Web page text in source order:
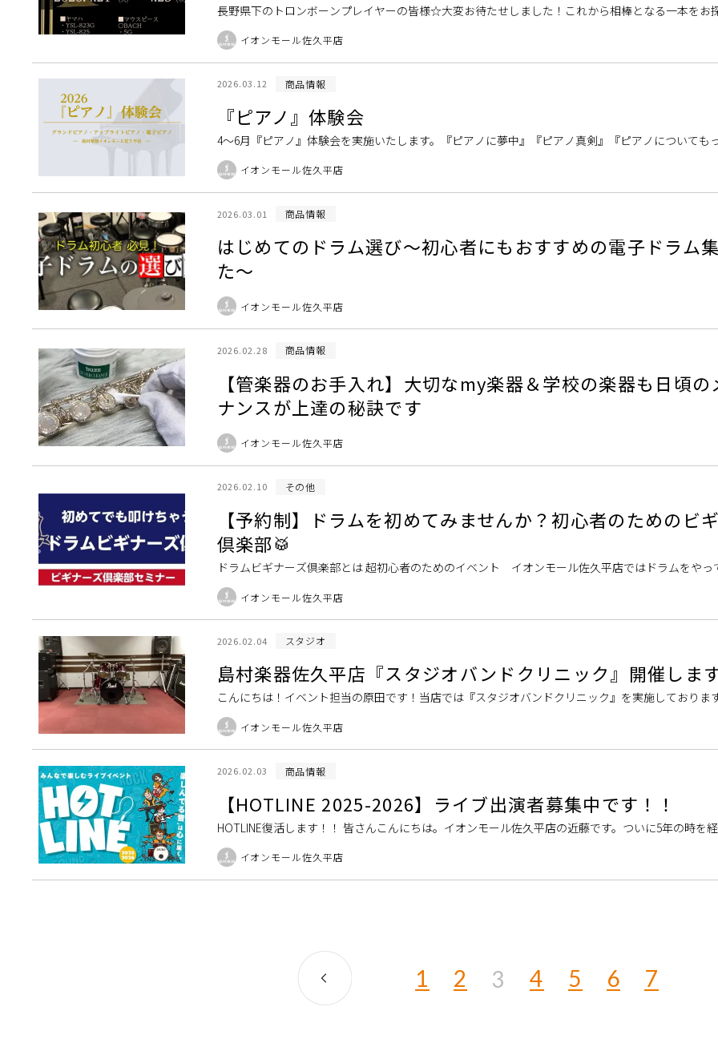
長野県下のトロンボーンプレイヤーの皆様☆大変お待たせしました！これから相棒となる一本をお
けた「トロンボーン特別試奏会」の開催が決定いたしました。 ヤマハのカスタムモデルから、世界
ランドBach（バッ […]
イオンモール佐久平店
2026.03.12 商品情報
『ピアノ』体験会
4～6月『ピアノ』体験会を実施いたします。『ピアノに夢中』『ピアノ真剣』『ピアノについても
い』『弾き比べしてみたい』そんなお客様の声から特別なイベントを企画しました。 このイベント
予約いただいく日は […]
イオンモール佐久平店
2026.03.01 商品情報
はじめてのドラム選び～初心者にもおすすめの電子ドラム
た～
イオンモール佐久平店
2026.02.28 商品情報
【管楽器のお手入れ】大切なmy楽器＆学校の楽器も日頃の
ナンスが上達の秘訣です
イオンモール佐久平店
2026.02.10 その他
【予約制】ドラムを初めてみませんか？初心者のためのビ
倶楽部🥁
ドラムビギナーズ倶楽部とは 超初心者のためのイベント イオンモール佐久平店ではドラムをやっ
始めたい・興味のある方へ30分程度のドラム・リズム体験を提供しております！ 参加者が1名の場
度の体験、2名以 […]
イオンモール佐久平店
2026.02.04 スタジオ
島村楽器佐久平店『スタジオバンドクリニック』開催しま
こんにちは！イベント担当の原田です！当店では『スタジオバンドクリニック』を実施しておりま
部でバンドを組んだけど何を練習すばいいかわからない」「ギターの音作りのやり方がわからない
サウンドをレベルアッ […]
イオンモール佐久平店
2026.02.03 商品情報
【HOTLINE 2025-2026】ライブ出演者募集中です！！
HOTLINE復活します！！ 皆さんこんにちは。イオンモール佐久平店の近藤です。ついに5年の時を
ライブ・イベントが復活します！バンドはもちろん、ソロ、ユニット（2人組）でのご参加もOKです
ル […]イオンモール佐久平店
1 2 3 4 5 6 7